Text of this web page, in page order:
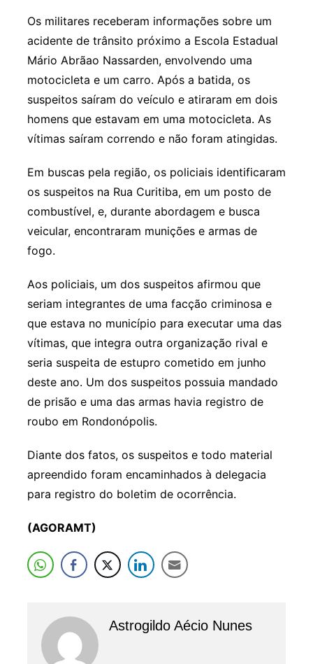
Os militares receberam informações sobre um
acidente de trânsito próximo a Escola Estadual
Mário Abrãao Nassarden, envolvendo uma
motocicleta e um carro. Após a batida, os
suspeitos saíram do veículo e atiraram em dois
homens que estavam em uma motocicleta. As
vítimas saíram correndo e não foram atingidas.
Em buscas pela região, os policiais identificaram
os suspeitos na Rua Curitiba, em um posto de
combustível, e, durante abordagem e busca
veicular, encontraram munições e armas de
fogo.
Aos policiais, um dos suspeitos afirmou que
seriam integrantes de uma facção criminosa e
que estava no município para executar uma das
vítimas, que integra outra organização rival e
seria suspeita de estupro cometido em junho
deste ano. Um dos suspeitos possuia mandado
de prisão e uma das armas havia registro de
roubo em Rondonópolis.
Diante dos fatos, os suspeitos e todo material
apreendido foram encaminhados à delegacia
para registro do boletim de ocorrência.
(AGORAMT)
Astrogildo Aécio Nunes